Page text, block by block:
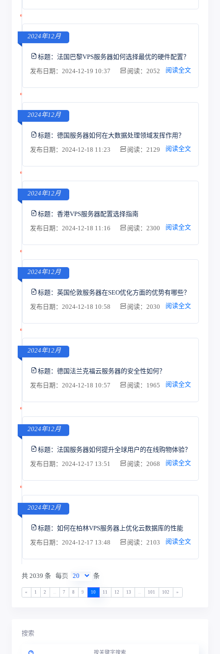
2024年12月
标题： 法国巴黎VPS服务器如何选择最优的硬件配置？
发布日期：2024-12-19 10:37
阅读：2052 阅读全文
2024年12月
标题： 德国服务器如何在大数据处理领域发挥作用？
发布日期：2024-12-18 11:23
阅读：2129 阅读全文
2024年12月
标题： 香港VPS服务器配置选择指南
发布日期：2024-12-18 11:16
阅读：2300 阅读全文
2024年12月
标题： 英国伦敦服务器在SEO优化方面的优势有哪些？
发布日期：2024-12-18 10:58
阅读：2030 阅读全文
2024年12月
标题： 德国法兰克福云服务器的安全性如何？
发布日期：2024-12-18 10:57
阅读：1965 阅读全文
2024年12月
标题： 法国服务器如何提升全球用户的在线购物体验？
发布日期：2024-12-17 13:51
阅读：2068 阅读全文
2024年12月
标题： 如何在柏林VPS服务器上优化云数据库的性能
发布日期：2024-12-17 13:48
阅读：2103 阅读全文
共 2039 条 每页 条
« 1 2 7 8 9 10 11 12 13 101 102 »
搜索